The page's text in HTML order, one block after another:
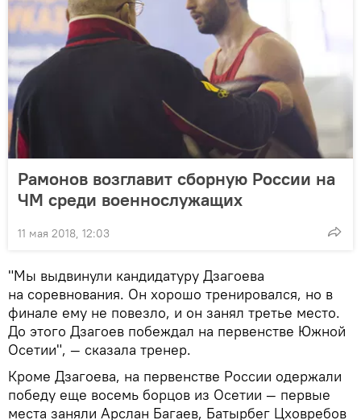
Рамонов возглавит сборную России на
ЧМ среди военнослужащих
11 мая 2018, 12:03
"Мы выдвинули кандидатуру Дзагоева
на соревнования. Он хорошо тренировался, но в
финале ему не повезло, и он занял третье место.
До этого Дзагоев побеждал на первенстве Южной
Осетии", — сказала тренер.
Кроме Дзагоева, на первенстве России одержали
победу еще восемь борцов из Осетии — первые
места заняли Арслан Багаев, Батырбег Цховребов